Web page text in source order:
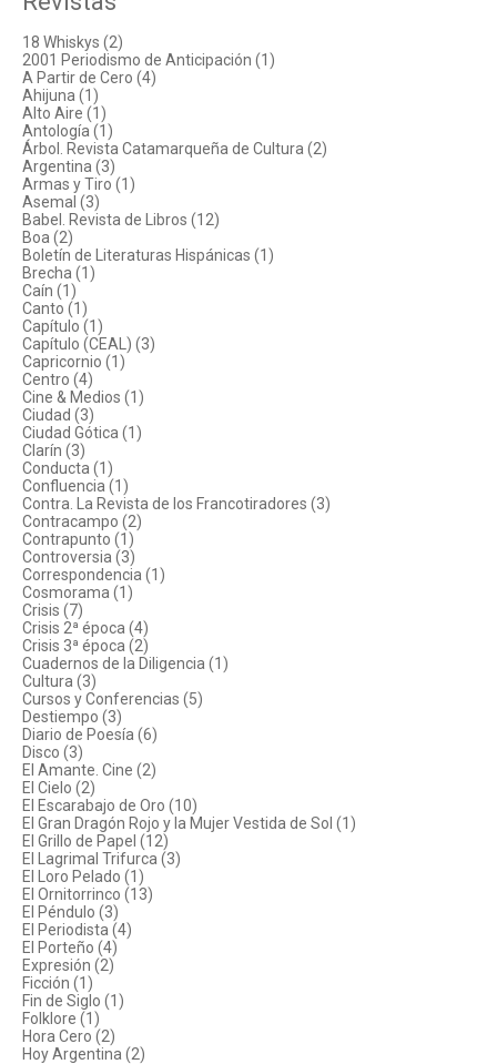
18 Whiskys (2)
2001 Periodismo de Anticipación (1)
A Partir de Cero (4)
Ahijuna (1)
Alto Aire (1)
Antología (1)
Árbol. Revista Catamarqueña de Cultura (2)
Argentina (3)
Armas y Tiro (1)
Asemal (3)
Babel. Revista de Libros (12)
Boa (2)
Boletín de Literaturas Hispánicas (1)
Brecha (1)
Caín (1)
Canto (1)
Capítulo (1)
Capítulo (CEAL) (3)
Capricornio (1)
Centro (4)
Cine & Medios (1)
Ciudad (3)
Ciudad Gótica (1)
Clarín (3)
Conducta (1)
Confluencia (1)
Contra. La Revista de los Francotiradores (3)
Contracampo (2)
Contrapunto (1)
Controversia (3)
Correspondencia (1)
Cosmorama (1)
Crisis (7)
Crisis 2ª época (4)
Crisis 3ª época (2)
Cuadernos de la Diligencia (1)
Cultura (3)
Cursos y Conferencias (5)
Destiempo (3)
Diario de Poesía (6)
Disco (3)
El Amante. Cine (2)
El Cielo (2)
El Escarabajo de Oro (10)
El Gran Dragón Rojo y la Mujer Vestida de Sol (1)
El Grillo de Papel (12)
El Lagrimal Trifurca (3)
El Loro Pelado (1)
El Ornitorrinco (13)
El Péndulo (3)
El Periodista (4)
El Porteño (4)
Expresión (2)
Ficción (1)
Fin de Siglo (1)
Folklore (1)
Hora Cero (2)
Hoy Argentina (2)